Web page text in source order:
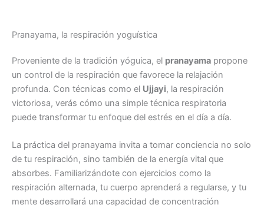
Pranayama, la respiración yoguística
Proveniente de la tradición yóguica, el pranayama propone
un control de la respiración que favorece la relajación
profunda. Con técnicas como el Ujjayi, la respiración
victoriosa, verás cómo una simple técnica respiratoria
puede transformar tu enfoque del estrés en el día a día.
La práctica del pranayama invita a tomar conciencia no solo
de tu respiración, sino también de la energía vital que
absorbes. Familiarizándote con ejercicios como la
respiración alternada, tu cuerpo aprenderá a regularse, y tu
mente desarrollará una capacidad de concentración